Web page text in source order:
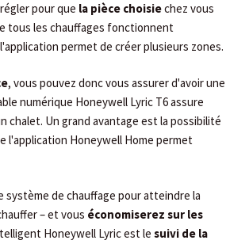
pour que la pièce choisiechez vous
tous les chauffages fonctionnent
permet de créer plusieurs zones.
, vous pouvez donc vous assurer d'avoir une
numérique Honeywell Lyric T6 assure
chalet. Un grand avantage est la possibilité
l'application Honeywell Home permet
de chauffage pour atteindre la
– et vous économiserez sur les
Honeywell Lyric est le suivi de la